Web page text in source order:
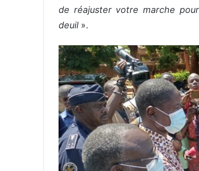
de réajuster votre marche
deuil».